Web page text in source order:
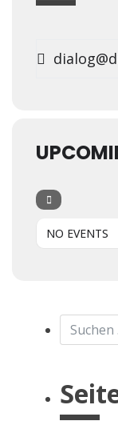
NO EVENTS
Suchen